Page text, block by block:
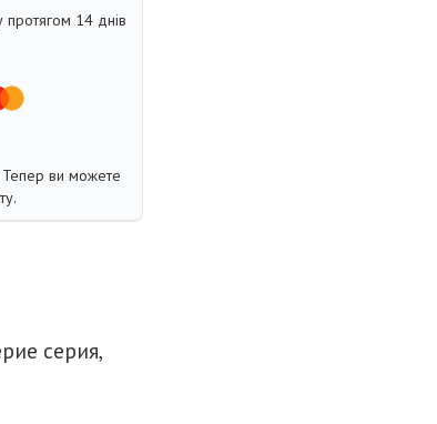
14 днів
Тепер ви можете
серия,